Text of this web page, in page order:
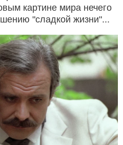
картине мира нечего
"сладкой жизни"...